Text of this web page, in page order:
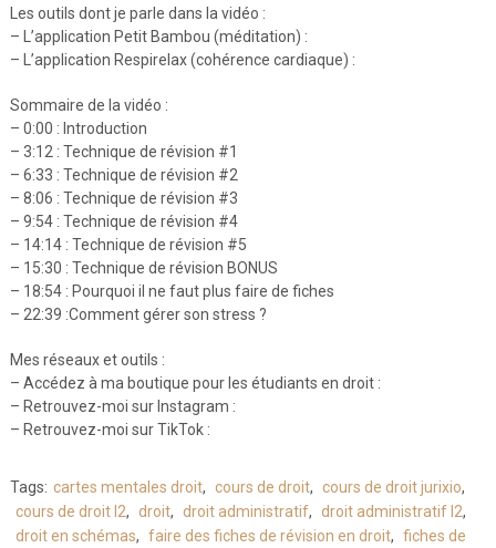
Les outils dont je parle dans la vidéo :
– L’application Petit Bambou (méditation) :
– L’application Respirelax (cohérence cardiaque) :
Sommaire de la vidéo :
– 0:00 : Introduction
– 3:12 : Technique de révision #1
– 6:33 : Technique de révision #2
– 8:06 : Technique de révision #3
– 9:54 : Technique de révision #4
– 14:14 : Technique de révision #5
– 15:30 : Technique de révision BONUS
– 18:54 : Pourquoi il ne faut plus faire de fiches
– 22:39 :Comment gérer son stress ?
Mes réseaux et outils :
– Accédez à ma boutique pour les étudiants en droit :
– Retrouvez-moi sur Instagram :
– Retrouvez-moi sur TikTok :
Tags: cartes mentales droit, cours de droit, cours de droit jurixio,
cours de droit l2, droit, droit administratif, droit administratif l2,
droit en schémas, faire des fiches de révision en droit, fiches de